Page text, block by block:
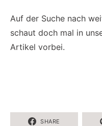
Auf der Suche nach
schaut doch mal in
Artikel vorbei.
SHARE